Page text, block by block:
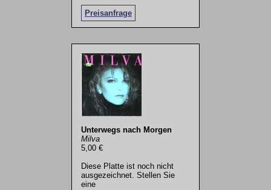
Preisanfrage
Unterwegs nach Morgen
Milva
5,00 €
Diese Platte ist noch nicht
ausgezeichnet. Stellen Sie
eine